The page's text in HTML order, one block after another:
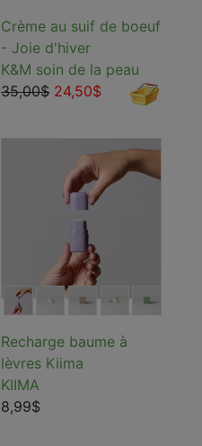
Crème au suif de boeuf
- Joie d'hiver
K&M soin de la peau
35,00$ 24,50$
Recharge baume à
lèvres Kiima
KIIMA
8,99$